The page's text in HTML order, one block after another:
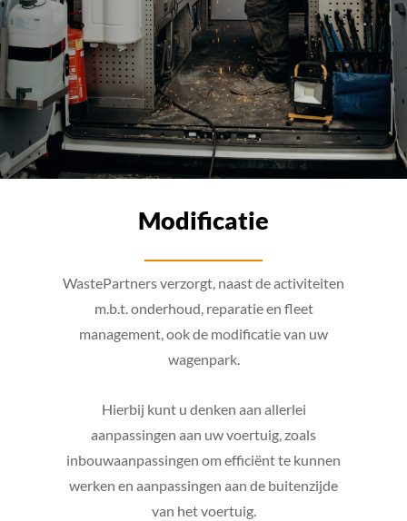
Modificatie
WastePartners verzorgt, naast de activiteiten
m.b.t. onderhoud, reparatie en fleet
management, ook de modificatie van uw
wagenpark.
Hierbij kunt u denken aan allerlei
aanpassingen aan uw voertuig, zoals
inbouwaanpassingen om efficiënt te kunnen
werken en aanpassingen aan de buitenzijde
van het voertuig.